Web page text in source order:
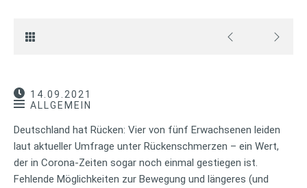
14.09.2021
ALLGEMEIN
Deutschland hat Rücken: Vier von fünf Erwachsenen leiden
laut aktueller Umfrage unter Rückenschmerzen – ein Wert,
der in Corona-Zeiten sogar noch einmal gestiegen ist.
Fehlende Möglichkeiten zur Bewegung und längeres (und